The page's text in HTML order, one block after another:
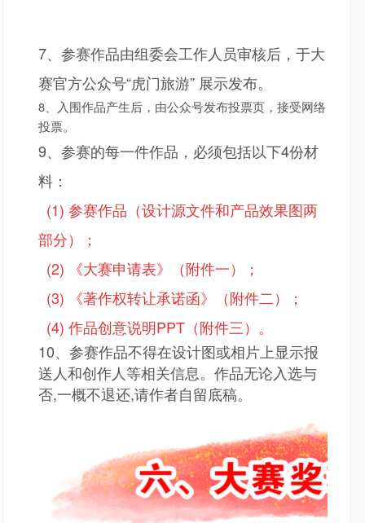
7、参赛作品由组委会工作人员审核后，于大
赛官方公众号“虎门旅游” 展示发布。
8、入围作品产生后，由公众号发布投票页，接受网络
投票。
9、参赛的每一件作品，必须包括以下4份材
料：
(1) 参赛作品（设计源文件和产品效果图两
部分）；
(2) 《大赛申请表》（附件一）；
(3) 《著作权转让承诺函》（附件二）；
(4) 作品创意说明PPT（附件三）。
10、参赛作品不得在设计图或相片上显示报
送人和创作人等相关信息。作品无论入选与
否,一概不退还,请作者自留底稿。